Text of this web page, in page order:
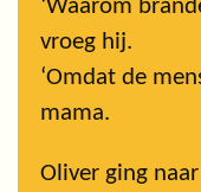
‘Waarom
vroeg hij.
‘Omdat de
mama.
Oliver ging